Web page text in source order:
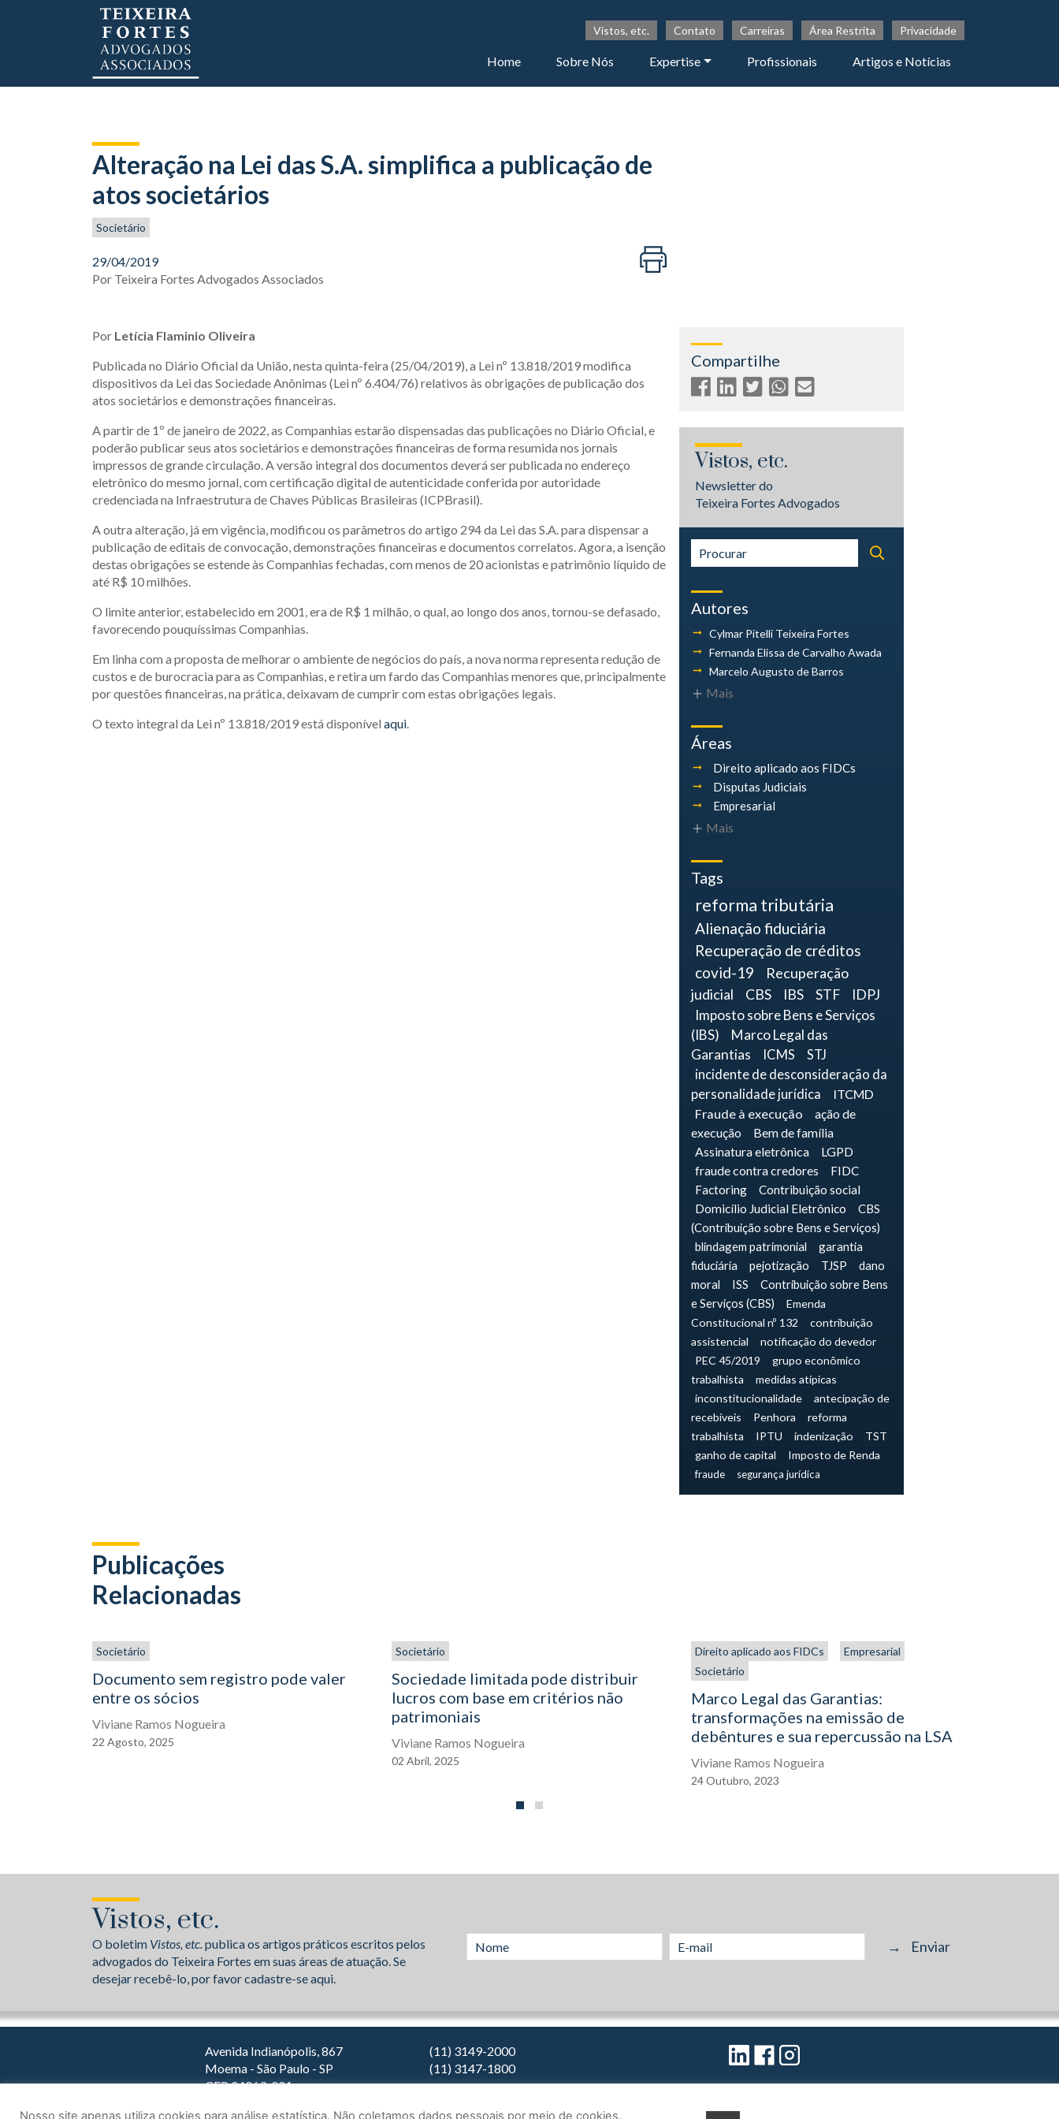
Vistos, etc. Contato Carreiras Área Restrita Privacidade
Home Sobre Nós Expertise Profissionais Artigos e Notícias
Alteração na Lei das S.A. simplifica a publicação de
atos societários
Societário
29/04/2019
Por Teixeira Fortes Advogados Associados
Por Letícia Flaminio Oliveira
Publicada no Diário Oficial da União, nesta quinta-feira (25/04/2019), a Lei nº 13.818/2019 modifica
dispositivos da Lei das Sociedade Anônimas (Lei nº 6.404/76) relativos às obrigações de publicação dos
atos societários e demonstrações financeiras.
A partir de 1º de janeiro de 2022, as Companhias estarão dispensadas das publicações no Diário Oficial, e
poderão publicar seus atos societários e demonstrações financeiras de forma resumida nos jornais
impressos de grande circulação. A versão integral dos documentos deverá ser publicada no endereço
eletrônico do mesmo jornal, com certificação digital de autenticidade conferida por autoridade
credenciada na Infraestrutura de Chaves Públicas Brasileiras (ICPBrasil).
A outra alteração, já em vigência, modificou os parâmetros do artigo 294 da Lei das S.A. para dispensar a
publicação de editais de convocação, demonstrações financeiras e documentos correlatos. Agora, a isenção
destas obrigações se estende às Companhias fechadas, com menos de 20 acionistas e patrimônio líquido de
até R$ 10 milhões.
O limite anterior, estabelecido em 2001, era de R$ 1 milhão, o qual, ao longo dos anos, tornou-se defasado,
favorecendo pouquíssimas Companhias.
Em linha com a proposta de melhorar o ambiente de negócios do país, a nova norma representa redução de
custos e de burocracia para as Companhias, e retira um fardo das Companhias menores que, principalmente
por questões financeiras, na prática, deixavam de cumprir com estas obrigações legais.
O texto integral da Lei nº 13.818/2019 está disponível aqui.
Compartilhe
Vistos, etc.
Newsletter do
Teixeira Fortes Advogados
Autores
Cylmar Pitelli Teixeira Fortes
Fernanda Elissa de Carvalho Awada
Marcelo Augusto de Barros
Mais
Áreas
Direito aplicado aos FIDCs
Disputas Judiciais
Empresarial
Mais
Tags
reforma tributária
Alienação fiduciária
Recuperação de créditos
covid-19
Recuperação
judicial
CBS IBS STF
IDPJ
Imposto sobre Bens e Serviços
(IBS)
Marco Legal das
Garantias
ICMS
STJ
incidente de desconsideração da
personalidade jurídica
ITCMD
Fraude à execução
ação de
execução
Bem de família
Assinatura eletrônica
LGPD
fraude contra credores
FIDC
Factoring
Contribuição social
Domicílio Judicial Eletrônico
CBS
(Contribuição sobre Bens e Serviços)
blindagem patrimonial
garantia
fiduciária
pejotização TJSP
dano
moral
ISS
Contribuição sobre Bens
e Serviços (CBS)
Emenda
Constitucional nº 132
contribuição
assistencial
notificação do devedor
PEC 45/2019
grupo econômico
trabalhista
medidas atípicas
inconstitucionalidade
antecipação de
recebíveis
Penhora
reforma
trabalhista
IPTU indenização
TST
ganho de capital
Imposto de Renda
fraude segurança jurídica
Publicações
Relacionadas
Societário
Documento sem registro pode valer
entre os sócios
Viviane Ramos Nogueira
22 Agosto, 2025
Societário
Sociedade limitada pode distribuir
lucros com base em critérios não
patrimoniais
Viviane Ramos Nogueira
02 Abril, 2025
Direito aplicado aos FIDCs
Empresarial
Societário
Marco Legal das Garantias:
transformações na emissão de
debêntures e sua repercussão na LSA
Viviane Ramos Nogueira
24Outubro, 2023
Vistos, etc.
O boletim Vistos, etc.publica os artigos práticos escritos pelos
advogados do Teixeira Fortes em suas áreas de atuação. Se
desejar recebê-lo, por favor cadastre-se aqui.
Avenida Indianópolis, 867
Moema - São Paulo - SP
CEP 04063-001
(11) 3149-2000
(11) 3147-1800
Nosso site apenas utiliza cookies para análise estatística. Não coletamos dados pessoais por meio de cookies.